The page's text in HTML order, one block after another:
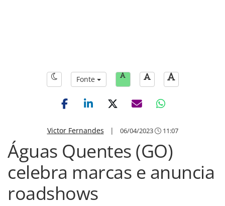
Fonte
Victor Fernandes | 06/04/2023 11:07
Águas Quentes (GO)
celebra marcas e anuncia
roadshows